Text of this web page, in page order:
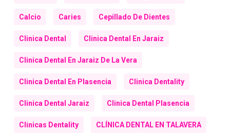
Calcio Caries Cepillado De Dientes
Clinica Dental Clinica Dental En Jaraiz
Clinica Dental En Jaraiz De La Vera
Clinica Dental En Plasencia Clinica Dentality
Clinica Dental Jaraiz Clinica Dental Plasencia
Clinicas Dentality CLÍNICA DENTAL EN TALAVERA